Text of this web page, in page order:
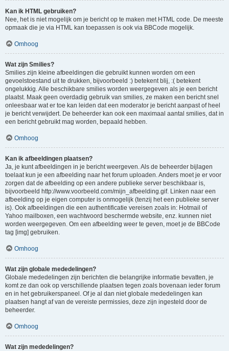
Kan ik HTML gebruiken?
Nee, het is niet mogelijk om je bericht op te maken met HTML code. De meeste
opmaak die je via HTML kan toepassen is ook via BBCode mogelijk.
Omhoog
Wat zijn Smilies?
Smilies zijn kleine afbeeldingen die gebruikt kunnen worden om een
gevoelstoestand uit te drukken, bijvoorbeeld :) betekent blij, :( betekent
ongelukkig. Alle beschikbare smilies worden weergegeven als je een bericht
plaatst. Maak geen overdadig gebruik van smilies, ze maken een bericht snel
onleesbaar wat er toe kan leiden dat een moderator je bericht aanpast of heel
je bericht verwijdert. De beheerder kan ook een maximaal aantal smilies, dat in
een bericht gebruikt mag worden, bepaald hebben.
Omhoog
Kan ik afbeeldingen plaatsen?
Ja, je kunt afbeeldingen in je bericht weergeven. Als de beheerder bijlagen
toelaat kun je een afbeelding naar het forum uploaden. Anders moet je er voor
zorgen dat de afbeelding op een andere publieke server beschikbaar is,
bijvoorbeeld http://www.voorbeeld.com/mijn_afbeelding.gif. Linken naar een
afbeelding op je eigen computer is onmogelijk (tenzij het een publieke server
is). Ook afbeeldingen die een authentificatie vereisen zoals in: Hotmail of
Yahoo mailboxen, een wachtwoord beschermde website, enz. kunnen niet
worden weergegeven. Om een afbeelding weer te geven, moet je de BBCode
tag [img] gebruiken.
Omhoog
Wat zijn globale mededelingen?
Globale mededelingen zijn berichten die belangrijke informatie bevatten, je
komt ze dan ook op verschillende plaatsen tegen zoals bovenaan ieder forum
en in het gebruikerspaneel. Of je al dan niet globale mededelingen kan
plaatsen hangt af van de vereiste permissies, deze zijn ingesteld door de
beheerder.
Omhoog
Wat zijn mededelingen?